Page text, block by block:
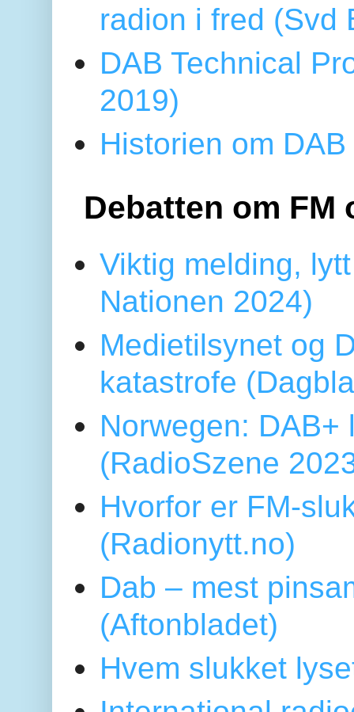
radion i fred (Svd
DAB Technical
2019)
Historien om
Debatten om FM
Viktig melding,
Nationen 2024)
Medietilsynet og
katastrofe
Norwegen:
(RadioSzene
Hvorfor er FM-
(Radionytt.no)
Dab – mest
(Aftonbladet)
Hvem slukket